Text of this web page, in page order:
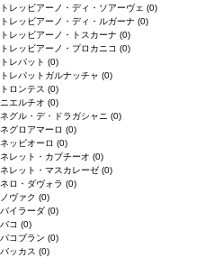
トレッビアーノ・ディ・ソアーヴェ (0)
トレッビアーノ・ディ・ルガーナ (0)
トレッビアーノ・トスカーナ (0)
トレッビアーノ・プロカニコ (0)
トレパット (0)
トレパットガルナッチャ (0)
トロンテス (0)
ニエルチオ (0)
ネグル・デ・ドラガシャニ (0)
ネグロアマーロ (0)
ネッビオーロ (0)
ネレット・カプチーオ (0)
ネレット・マスカレーゼ (0)
ネロ・ダヴォラ (0)
ノヴァク (0)
バイラーダ (0)
バコ (0)
バコブラン (0)
バッカス (0)